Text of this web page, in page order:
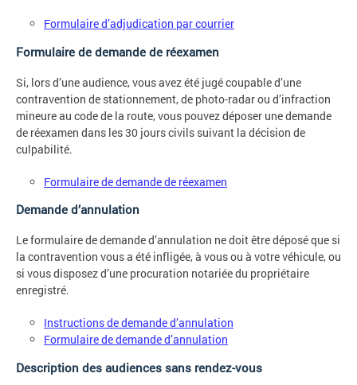
Formulaire d’adjudication par courrier
Formulaire de demande de réexamen
Si, lors d’une audience, vous avez été jugé coupable d’une
contravention de stationnement, de photo-radar ou d’infraction
mineure au code de la route, vous pouvez déposer une demande
de réexamen dans les 30 jours civils suivant la décision de
culpabilité.
Formulaire de demande de réexamen
Demande d’annulation
Le formulaire de demande d’annulation ne doit être déposé que si
la contravention vous a été infligée, à vous ou à votre véhicule, ou
si vous disposez d’une procuration notariée du propriétaire
enregistré.
Instructions de demande d’annulation
Formulaire de demande d’annulation
Description des audiences sans rendez-vous